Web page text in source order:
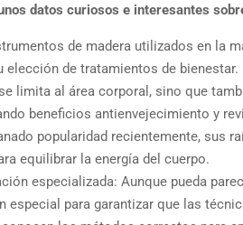
datos curiosos e interesantes
de madera utilizados en la
elección de tratamientos de bienestar.
limita al área corporal, sino que
beneficios antienvejecimiento y
popularidad recientemente, sus
equilibrar la energía del cuerpo.
especializada: Aunque pueda
especial para garantizar que las